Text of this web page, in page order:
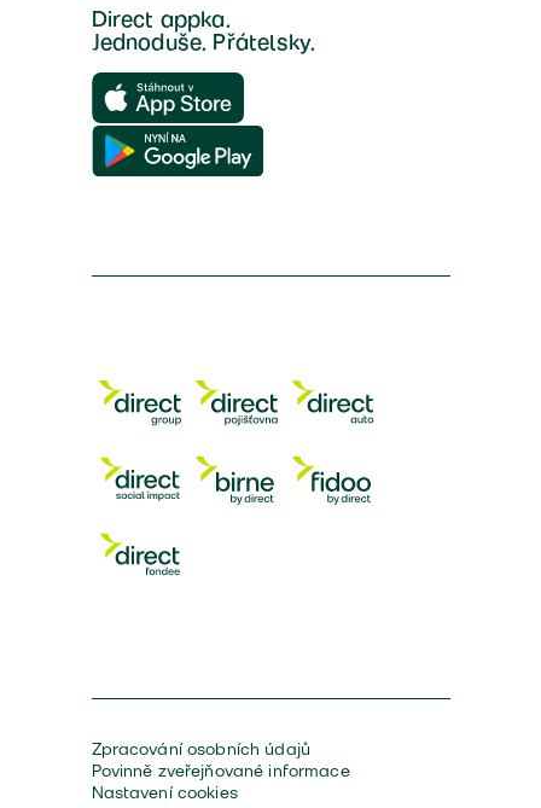
Direct appka.
Jednoduše. Přátelsky.
Zpracování osobních údajů
Povinně zveřejňované informace
Nastavení cookies